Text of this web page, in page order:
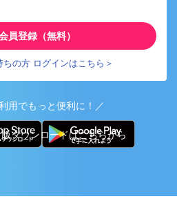
員登録（無料）
ちの方 ログインはこちら＞
用でもっと便利に！／
ダウンロードはこちらから